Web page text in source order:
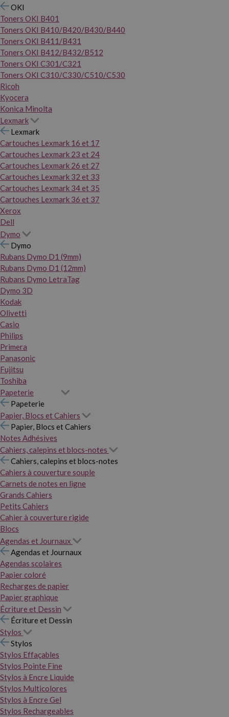
OKI
Toners OKI B401
Toners OKI B410/B420/B430/B440
Toners OKI B411/B431
Toners OKI B412/B432/B512
Toners OKI C301/C321
Toners OKI C310/C330/C510/C530
Ricoh
Kyocera
Konica Minolta
Lexmark
Lexmark
Cartouches Lexmark 16 et 17
Cartouches Lexmark 23 et 24
Cartouches Lexmark 26 et 27
Cartouches Lexmark 32 et 33
Cartouches Lexmark 34 et 35
Cartouches Lexmark 36 et 37
Xerox
Dell
Dymo
Dymo
Rubans Dymo D1 (9mm)
Rubans Dymo D1 (12mm)
Rubans Dymo LetraTag
Dymo 3D
Kodak
Olivetti
Casio
Philips
Primera
Panasonic
Fujitsu
Toshiba
Papeterie
Papeterie
Papier, Blocs et Cahiers
Papier, Blocs et Cahiers
Notes Adhésives
Cahiers, calepins et blocs-notes
Cahiers, calepins et blocs-notes
Cahiers à couverture souple
Carnets de notes en ligne
Grands Cahiers
Petits Cahiers
Cahier à couverture rigide
Blocs
Agendas et Journaux
Agendas et Journaux
Agendas scolaires
Papier coloré
Recharges de papier
Papier graphique
Écriture et Dessin
Écriture et Dessin
Stylos
Stylos
Stylos Effaçables
Stylos Pointe Fine
Stylos à Encre Liquide
Stylos Multicolores
Stylos à Encre Gel
Stylos Rechargeables